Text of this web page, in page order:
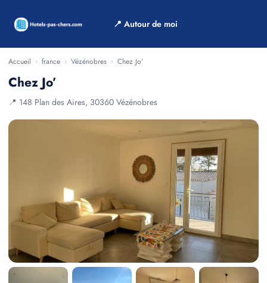
📍 Autour de moi
Accueil › france › Vézénobres › Chez Jo’
Chez Jo’
📍 148 Plan des Aires, 30360 Vézénobres